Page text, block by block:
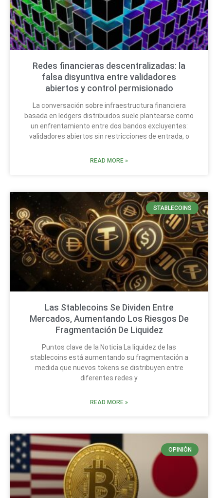
Redes financieras descentralizadas: la
falsa disyuntiva entre validadores
abiertos y control permisionado
La conversación sobre infraestructura financiera
basada en ledgers distribuidos suele plantearse como
un enfrentamiento entre dos bandos excluyentes:
validadores abiertos sin restricciones de entrada, o
READ MORE »
STABLECOINS
Las Stablecoins Se Dividen Entre
Mercados, Aumentando Los Riesgos De
Fragmentación De Liquidez
Puntos clave de la Noticia La liquidez de las
stablecoins está aumentando su fragmentación a
medida que nuevos tokens se distribuyen entre
diferentes redes y
READ MORE »
OPINIÓN